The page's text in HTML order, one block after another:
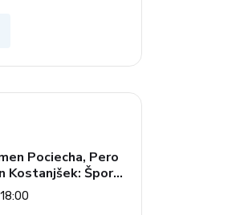
Pociecha, Pero
Kostanjšek: Šport
tema, 6. 8.